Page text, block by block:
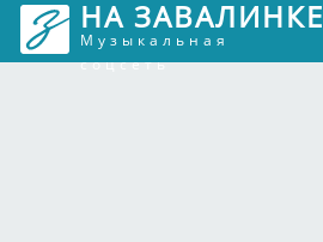
НА ЗАВАЛИНКЕ
Музыкальная
соцсеть